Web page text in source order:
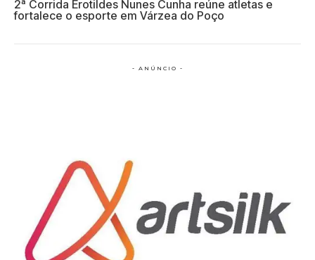
2ª Corrida Erotildes Nunes Cunha reúne atletas e
fortalece o esporte em Várzea do Poço
- ANÚNCIO -